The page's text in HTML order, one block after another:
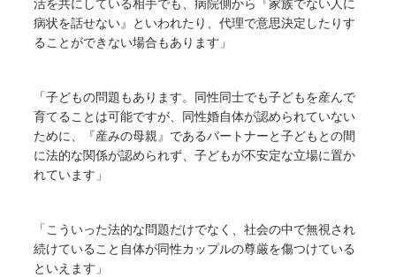
活を共にしている相手でも、病院側から『家族でない人に
病状を話せない』といわれたり、代理で意思決定したりす
ることができない場合もあります」
「子どもの問題もあります。同性同士でも子どもを産んで
育てることは可能ですが、同性婚自体が認められていない
ために、『産みの母親』であるパートナーと子どもとの間
に法的な関係が認められず、子どもが不安定な立場に置か
れています」
「こういった法的な問題だけでなく、社会の中で無視され
続けていること自体が同性カップルの尊厳を傷つけている
といえます」